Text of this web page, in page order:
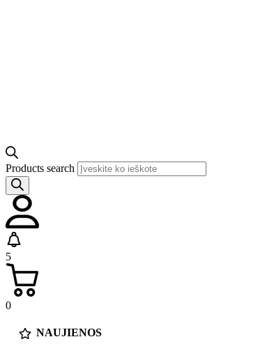
Products search
5
0
NAUJIENOS